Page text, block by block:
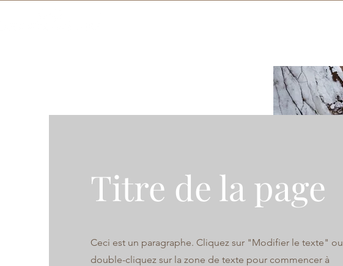
Titre de la page
Ceci est un paragraphe. Cliquez sur "Modifier le texte" ou
double-cliquez sur la zone de texte pour commencer à